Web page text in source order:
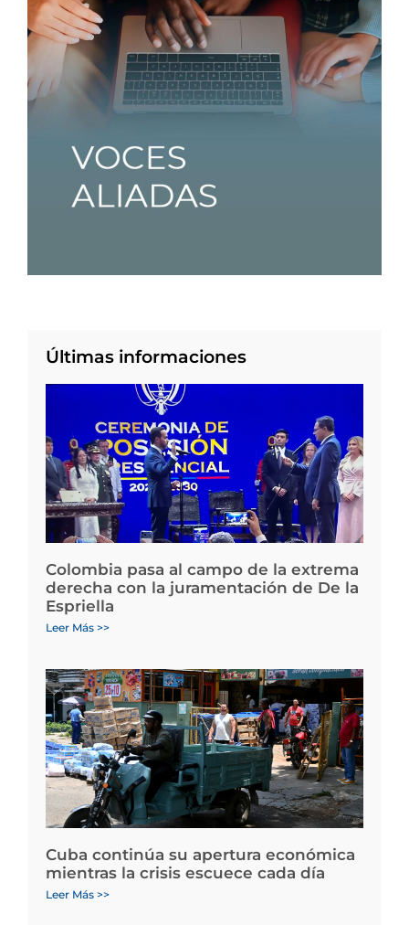
Últimas informaciones
Colombia pasa al campo de la extrema
derecha con la juramentación de De la
Espriella
Leer Más >>
Cuba continúa su apertura económica
mientras la crisis escuece cada día
Leer Más >>